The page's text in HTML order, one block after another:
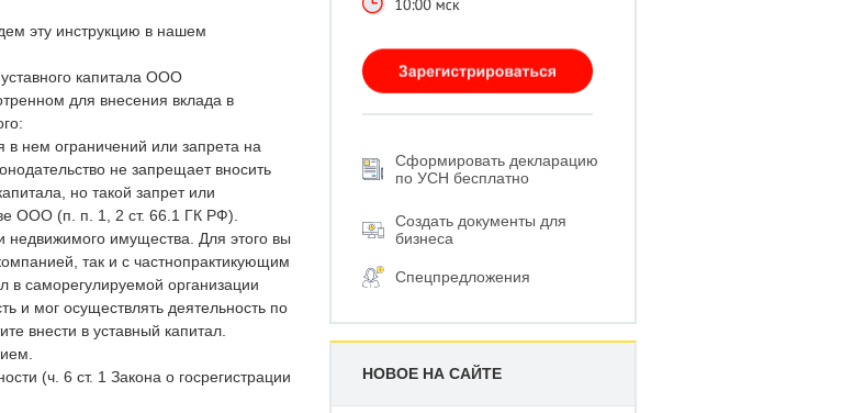
эту инструкцию в нашем
капитала ООО
для внесения вклада в
нем ограничений или запрета на
не запрещает вносить
но такой запрет или
ООО (п. п. 1, 2 ст. 66.1 ГК РФ).
недвижимого имущества. Для этого вы
так и с частнопрактикующим
саморегулируемой организации
и мог осуществлять деятельность по
внести в уставный капитал.
(ч. 6 ст. 1 Закона о госрегистрации
Сформировать декларацию
по УСН бесплатно
Создать документы для
бизнеса
Спецпредложения
НОВОЕ НА САЙТЕ